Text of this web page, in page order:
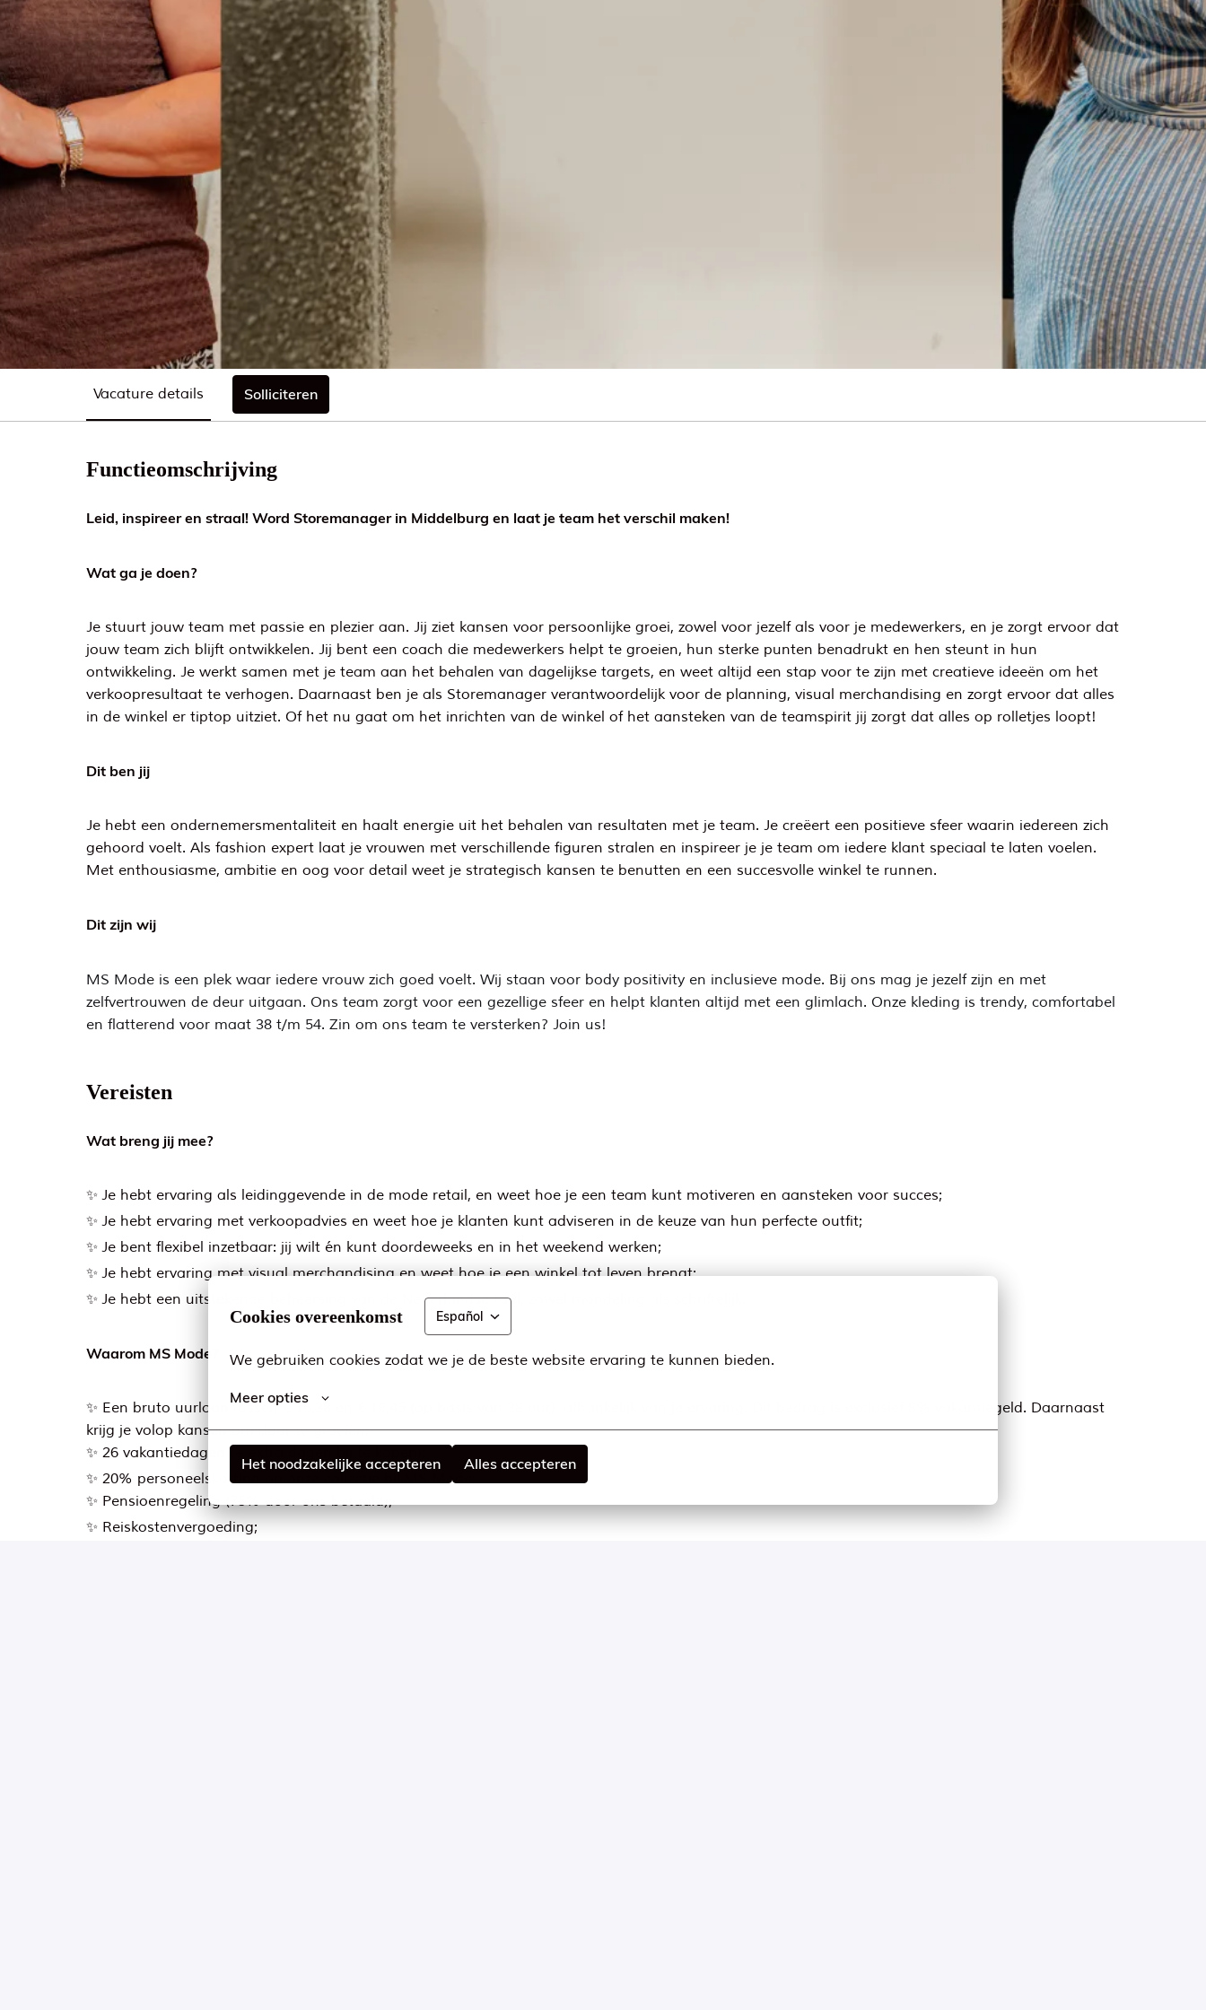
Cookies overeenkomst Español
We gebruiken cookies zodat we je de beste website ervaring te kunnen bieden.
Meer opties
Het noodzakelijke accepteren Alles accepteren
Vacature details Solliciteren
Functieomschrijving
Leid, inspireer en straal! Word Storemanager in Middelburg en laat je team het verschil maken!
Wat ga je doen?
Je stuurt jouw team met passie en plezier aan. Jij ziet kansen voor persoonlijke groei, zowel voor jezelf als voor je medewerkers, en je zorgt ervoor dat
jouw team zich blijft ontwikkelen. Jij bent een coach die medewerkers helpt te groeien, hun sterke punten benadrukt en hen steunt in hun
ontwikkeling. Je werkt samen met je team aan het behalen van dagelijkse targets, en weet altijd een stap voor te zijn met creatieve ideeën om het
verkoopresultaat te verhogen. Daarnaast ben je als Storemanager verantwoordelijk voor de planning, visual merchandising en zorgt ervoor dat alles
in de winkel er tiptop uitziet. Of het nu gaat om het inrichten van de winkel of het aansteken van de teamspirit jij zorgt dat alles op rolletjes loopt!
Dit ben jij
Je hebt een ondernemersmentaliteit en haalt energie uit het behalen van resultaten met je team. Je creëert een positieve sfeer waarin iedereen zich
gehoord voelt. Als fashion expert laat je vrouwen met verschillende figuren stralen en inspireer je je team om iedere klant speciaal te laten voelen.
Met enthousiasme, ambitie en oog voor detail weet je strategisch kansen te benutten en een succesvolle winkel te runnen.
Dit zijn wij
MS Mode is een plek waar iedere vrouw zich goed voelt. Wij staan voor body positivity en inclusieve mode. Bij ons mag je jezelf zijn en met
zelfvertrouwen de deur uitgaan. Ons team zorgt voor een gezellige sfeer en helpt klanten altijd met een glimlach. Onze kleding is trendy, comfortabel
en flatterend voor maat 38 t/m 54. Zin om ons team te versterken? Join us!
Vereisten
Wat breng jij mee?
✨ Je hebt ervaring als leidinggevende in de mode retail, en weet hoe je een team kunt motiveren en aansteken voor succes;
✨ Je hebt ervaring met verkoopadvies en weet hoe je klanten kunt adviseren in de keuze van hun perfecte outfit;
✨ Je bent flexibel inzetbaar: jij wilt én kunt doordeweeks en in het weekend werken;
✨ Je hebt ervaring met visual merchandising en weet hoe je een winkel tot leven brengt;
✨ Je hebt een uitstekende beheersing van de Nederlandse taal, zowel mondeling als schriftelijk.
Waarom MS Mode?
✨ Een bruto uurloon tussen € 16,38 en € 18,45 (op basis van 38 uur), afhankelijk van je ervaring. Dit bedrag is exclusief 8% vakantiegeld. Daarnaast
krijg je volop kansen om door te groeien;
✨ 26 vakantiedagen (+ extra dagen bij te kopen);
✨ 20% personeelskorting op onze collectie bij MS Mode;
✨ Pensioenregeling (75% door ons betaald);
✨ Reiskostenvergoeding;